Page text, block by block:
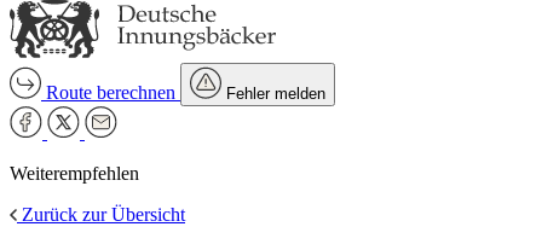
Route berechnen Fehler melden
Weiterempfehlen
Zurück zur Übersicht